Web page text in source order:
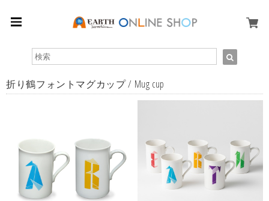
折り鶴フォントマグカップ / Mug cup